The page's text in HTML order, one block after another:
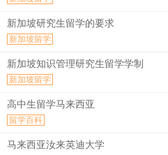
新加坡研究生留学的要求
新加坡留学
新加坡知识管理研究生留学学制
新加坡留学
高中生留学马来西亚
留学百科
马来西亚汝来英迪大学